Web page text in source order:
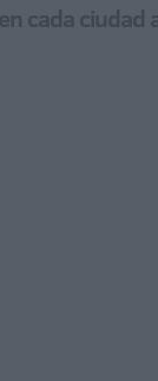
cada ciudad